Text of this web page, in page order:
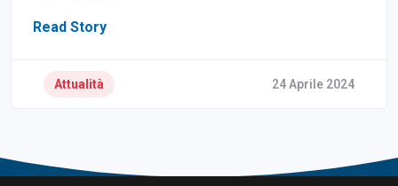
Read Story
Attualità 24 Aprile 2024